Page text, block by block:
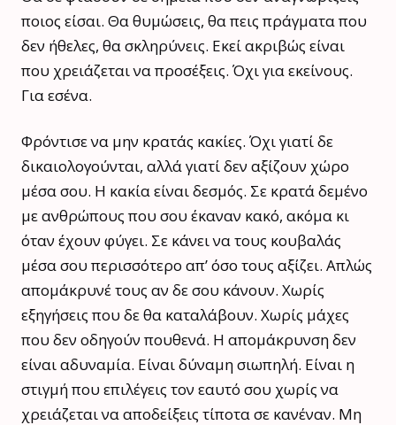
ποιος είσαι. Θα θυμώσεις, θα πεις πράγματα που
δεν ήθελες, θα σκληρύνεις. Εκεί ακριβώς είναι
που χρειάζεται να προσέξεις. Όχι για εκείνους.
Για εσένα.
Φρόντισε να μην κρατάς κακίες. Όχι γιατί δε
δικαιολογούνται, αλλά γιατί δεν αξίζουν χώρο
μέσα σου. Η κακία είναι δεσμός. Σε κρατά δεμένο
με ανθρώπους που σου έκαναν κακό, ακόμα κι
όταν έχουν φύγει. Σε κάνει να τους κουβαλάς
μέσα σου περισσότερο απ’ όσο τους αξίζει. Απλώς
απομάκρυνέ τους αν δε σου κάνουν. Χωρίς
εξηγήσεις που δε θα καταλάβουν. Χωρίς μάχες
που δεν οδηγούν πουθενά. Η απομάκρυνση δεν
είναι αδυναμία. Είναι δύναμη σιωπηλή. Είναι η
στιγμή που επιλέγεις τον εαυτό σου χωρίς να
χρειάζεται να αποδείξεις τίποτα σε κανέναν. Μη